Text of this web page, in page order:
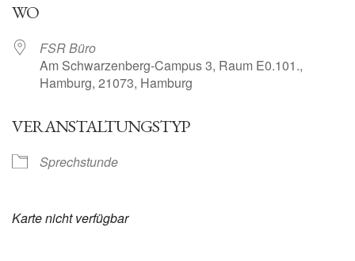
WO
FSR Büro
Am Schwarzenberg-Campus 3, Raum E0.101.,
Hamburg, 21073, Hamburg
VERANSTALTUNGSTYP
Sprechstunde
Karte nicht verfügbar